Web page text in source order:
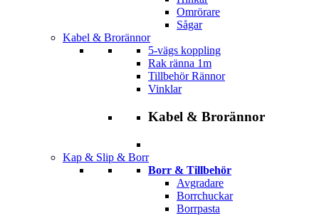
Omrörare
Sågar
Kabel & Brorännor
5-vägs koppling
Rak ränna 1m
Tillbehör Rännor
Vinklar
Kabel & Brorännor
Kap & Slip & Borr
Borr & Tillbehör
Avgradare
Borrchuckar
Borrpasta